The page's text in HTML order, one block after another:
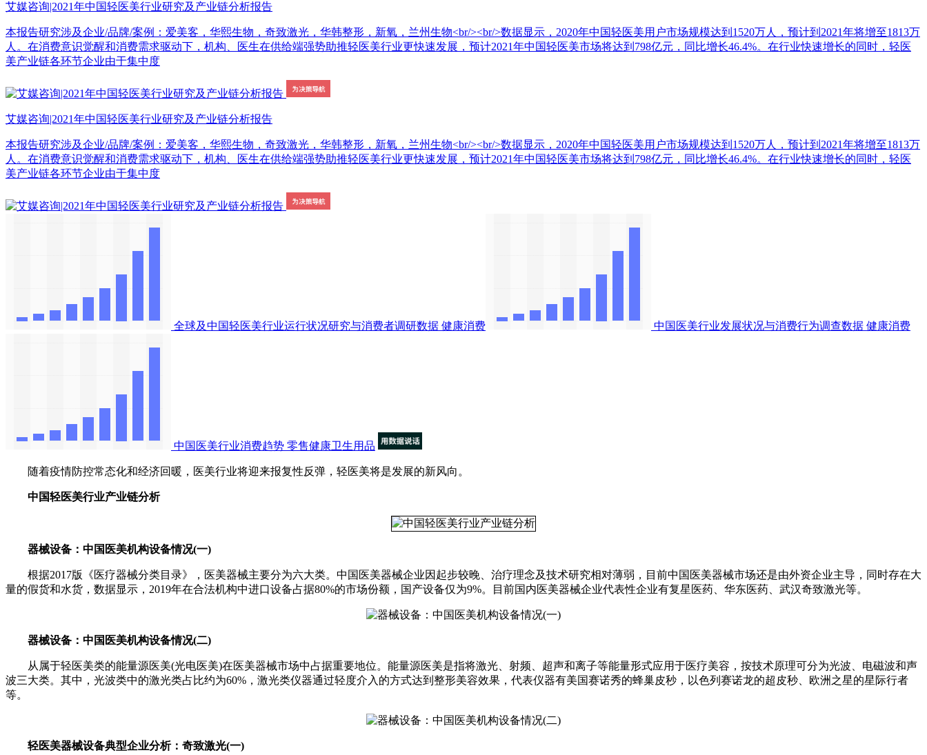
艾媒咨询|2021年中国轻医美行业研究及产业链分析报告
本报告研究涉及企业/品牌/案例：爱美客，华熙生物，奇致激光，华韩整形，新氧，兰州生物<br/><br/>数据显示，2020年中国轻医美用户市场规模达到1520万人，预计到2021年将增至1813万
人。在消费意识觉醒和消费需求驱动下，机构、医生在供给端强势助推轻医美行业更快速发展，预计2021年中国轻医美市场将达到798亿元，同比增长46.4%。在行业快速增长的同时，轻医
美产业链各环节企业由于集中度
艾媒咨询|2021年中国轻医美行业研究及产业链分析报告
本报告研究涉及企业/品牌/案例：爱美客，华熙生物，奇致激光，华韩整形，新氧，兰州生物<br/><br/>数据显示，2020年中国轻医美用户市场规模达到1520万人，预计到2021年将增至1813万
人。在消费意识觉醒和消费需求驱动下，机构、医生在供给端强势助推轻医美行业更快速发展，预计2021年中国轻医美市场将达到798亿元，同比增长46.4%。在行业快速增长的同时，轻医
美产业链各环节企业由于集中度
全球及中国轻医美行业运行状况研究与消费者调研数据 健康消费 中国医美行业发展状况与消费行为调查数据 健康消费
中国医美行业消费趋势 零售健康卫生用品
随着疫情防控常态化和经济回暖，医美行业将迎来报复性反弹，轻医美将是发展的新风向。
中国轻医美行业产业链分析
器械设备：中国医美机构设备情况(一)
根据2017版《医疗器械分类目录》，医美器械主要分为六大类。中国医美器械企业因起步较晚、治疗理念及技术研究相对薄弱，目前中国医美器械市场还是由外资企业主导，同时存在大
量的假货和水货，数据显示，2019年在合法机构中进口设备占据80%的市场份额，国产设备仅为9%。目前国内医美器械企业代表性企业有复星医药、华东医药、武汉奇致激光等。
器械设备：中国医美机构设备情况(二)
从属于轻医美类的能量源医美(光电医美)在医美器械市场中占据重要地位。能量源医美是指将激光、射频、超声和离子等能量形式应用于医疗美容，按技术原理可分为光波、电磁波和声
波三大类。其中，光波类中的激光类占比约为60%，激光类仪器通过轻度介入的方式达到整形美容效果，代表仪器有美国赛诺秀的蜂巢皮秒，以色列赛诺龙的超皮秒、欧洲之星的星际行者
等。
轻医美器械设备典型企业分析：奇致激光(一)